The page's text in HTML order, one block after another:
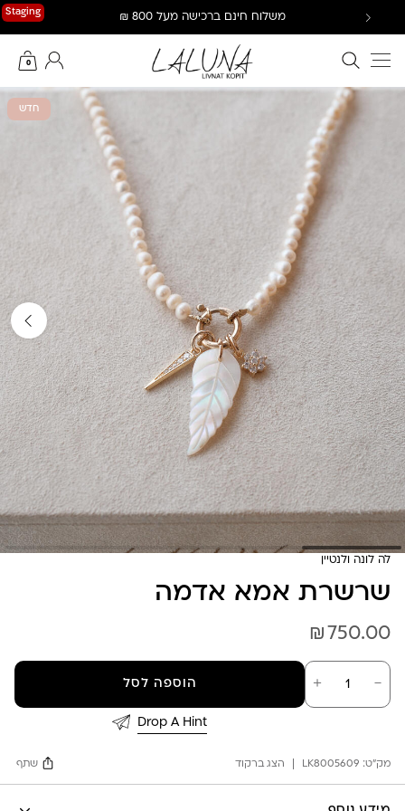
Staging משלוח חינם ברכישה מעל 800 ₪
חיפוש באתר
0
החשבון שלי
חדש
לה לונה ולנטיין
שרשרת אמא אדמה
₪ 750.00
－
כמות
של
שרשרת
＋ הוספה לסל
Drop A Hint
מק"ט: LK8005609 הצג ברקוד שתף